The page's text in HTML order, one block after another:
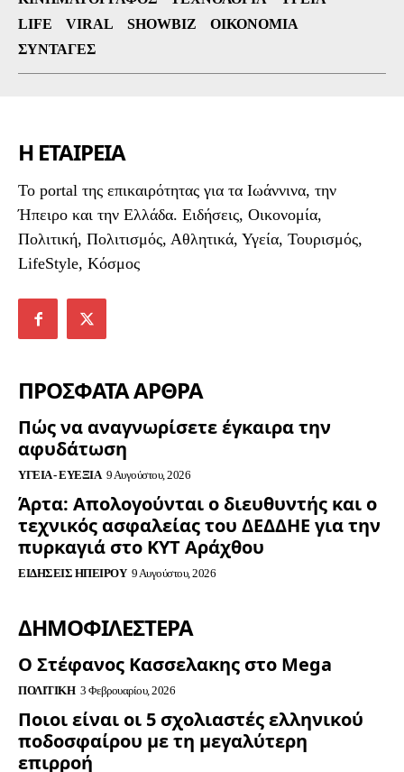
LIFE
VIRAL SHOWBIZ
ΟΙΚΟΝΟΜΊΑ
ΣΥΝΤΑΓΈΣ
Η ΕΤΑΙΡΕΙΑ
To portal της επικαιρότητας για τα Ιωάννινα, την
Ήπειρο και την Ελλάδα. Ειδήσεις, Οικονομία,
Πολιτική, Πολιτισμός, Αθλητικά, Υγεία, Τουρισμός,
LifeStyle, Κόσμος
ΠΡΟΣΦΑΤΑ ΑΡΘΡΑ
Πώς να αναγνωρίσετε έγκαιρα την
αφυδάτωση
ΥΓΕΊΑ - ΕΥΕΞΊΑ 9 Αυγούστου, 2026
Άρτα: Απολογούνται ο διευθυντής και ο
τεχνικός ασφαλείας του ΔΕΔΔΗΕ για την
πυρκαγιά στο ΚΥΤ Αράχθου
ΕΙΔΉΣΕΙΣ ΗΠΕΊΡΟΥ 9 Αυγούστου, 2026
ΔΗΜΟΦΙΛΈΣΤΕΡΑ
Ο Στέφανος Κασσελακης στο Mega
ΠΟΛΙΤΙΚΉ 3 Φεβρουαρίου, 2026
Ποιοι είναι οι 5 σχολιαστές ελληνικού
ποδοσφαίρου με τη μεγαλύτερη
επιρροή